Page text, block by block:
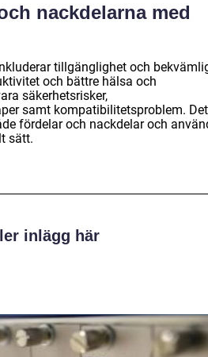
nackdelarna med
tillgänglighet och
och bättre hälsa och
säkerhetsrisker,
samt kompatibilitetsproblem.
fördelar och nackdelar och
sätt.
inlägg här